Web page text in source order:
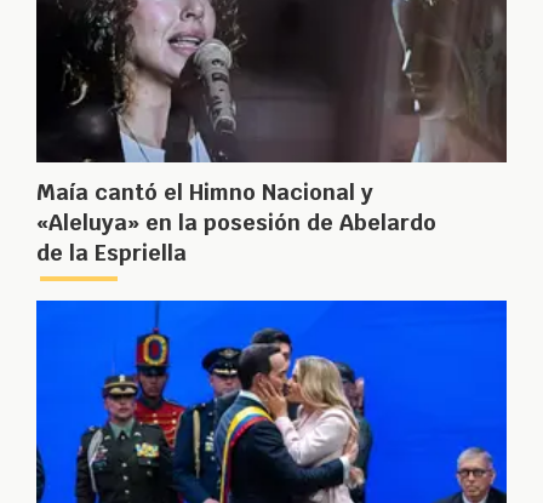
Maía cantó el Himno Nacional y
«Aleluya» en la posesión de Abelardo
de la Espriella